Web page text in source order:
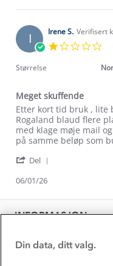
Jan
Kari
on
7
Jan
I Irene S. Verifisert
Størrelse
Meget skuffende
Review
by
Irene
S.
6
2026
review
stating
Meget
skuffende
Etter kort tid bruk , lite
Rogaland blaud flere
med klage møje mail
på samme beløp som
Del
Irene
S.
Jan
2026
06/01/26
INFORMASJON
Konkurransevinnere
Kundeklubb
Våre butikker
Bedrift, barnehage
Presse
OM OSS
Klima og miljø
Etisk handel
1% til samfunnet
Inkludering
Materialer
Personvern
Samarbeide med
Trelagsprinsippet
Alt du trenger til
Dette trenger du til
Gravidklær
Hvordan velge riktig
Store størrelser
Turmat oppskrifter
Få turinspirasjon og
Overnatte
Leirskole 🥾
Din data, ditt valg.